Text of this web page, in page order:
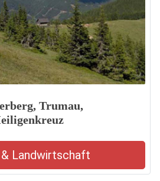
Trumau,
Landwirtschaft